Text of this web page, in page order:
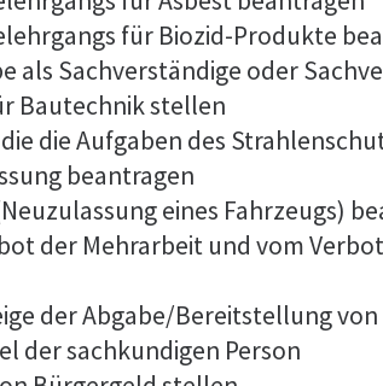
für Biozid-Produkte
als Sachverständige oder
Bautechnik stellen
die Aufgaben des
beantragen
eines Fahrzeugs)
der Mehrarbeit und vom
der Abgabe/Bereitstellung
der sachkundigen Person